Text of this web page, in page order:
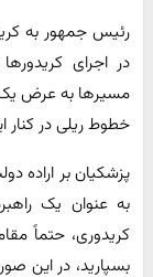
رئیس جمهور به
در اجرای
مسیرها به عرض یک
خطوط ریلی در کنار
پزشکیان بر اراده
به عنوان یک
کریدوری، حتماً
بسپارید، در این